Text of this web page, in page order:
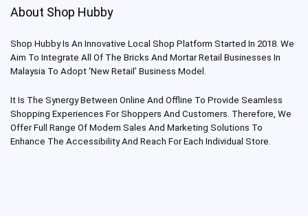
About Shop Hubby
Shop Hubby Is An Innovative Local Shop Platform Started In 2018. We
Aim To Integrate All Of The Bricks And Mortar Retail Businesses In
Malaysia To Adopt ‘New Retail’ Business Model.
It Is The Synergy Between Online And Offline To Provide Seamless
Shopping Experiences For Shoppers And Customers. Therefore, We
Offer Full Range Of Modern Sales And Marketing Solutions To
Enhance The Accessibility And Reach For Each Individual Store.